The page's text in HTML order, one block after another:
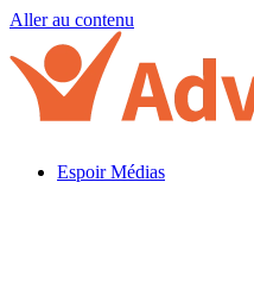
Aller au contenu
Espoir Médias